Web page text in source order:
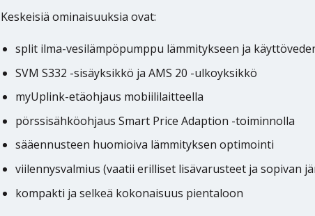
Keskeisiä ominaisuuksia ovat:
split ilma-vesilämpöpumppu lämmitykseen ja
SVM S332 -sisäyksikkö ja AMS 20 -ulkoyksikkö
myUplink-etäohjaus mobiililaitteella
pörssisähköohjaus Smart Price Adaption -toiminnolla
sääennusteen huomioiva lämmityksen optimointi
viilennysvalmius (vaatii erilliset lisävarusteet ja sopivan
kompakti ja selkeä kokonaisuus pientaloon